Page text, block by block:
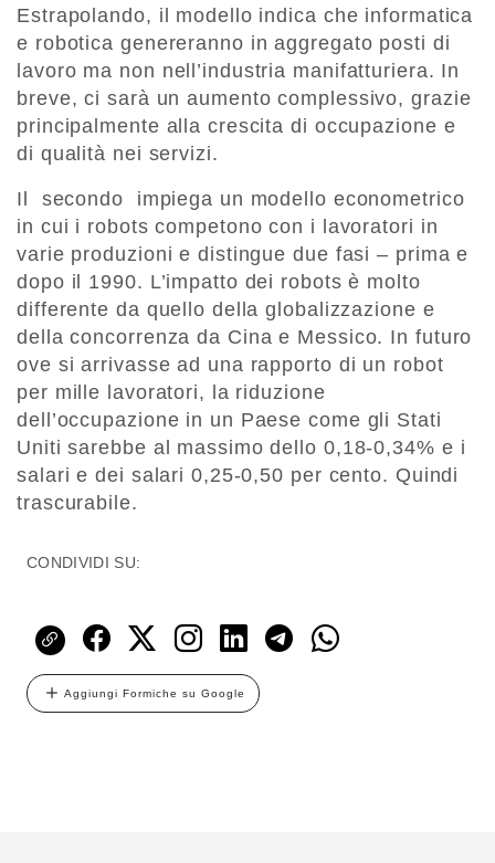
Estrapolando, il modello indica che informatica
e robotica genereranno in aggregato posti di
lavoro ma non nell’industria manifatturiera. In
breve, ci sarà un aumento complessivo, grazie
principalmente alla crescita di occupazione e
di qualità nei servizi.
Il secondo impiega un modello econometrico
in cui i robots competono con i lavoratori in
varie produzioni e distingue due fasi – prima e
dopo il 1990. L’impatto dei robots è molto
differente da quello della globalizzazione e
della concorrenza da Cina e Messico. In futuro
ove si arrivasse ad una rapporto di un robot
per mille lavoratori, la riduzione
dell’occupazione in un Paese come gli Stati
Uniti sarebbe al massimo dello 0,18-0,34% e i
salari e dei salari 0,25-0,50 per cento. Quindi
trascurabile.
CONDIVIDI SU:
Aggiungi Formiche su Google